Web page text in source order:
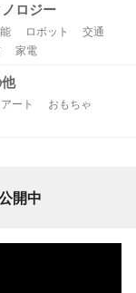
ロジー
ロボット
交通
家電
ート
おもちゃ
開中